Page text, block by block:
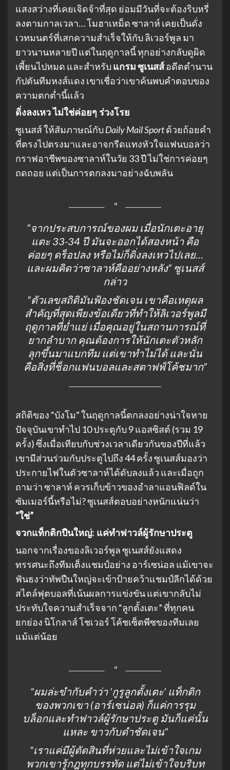
แสงสว่างที่เคยเจิดจ้าที่สุด ย่อมมีวันที่จะต้องริบหรี่
ลงตามกาลเวลา… โมฮาเหม็ด ซาลาห์ เคยเป็นดั่ง
เวทมนตร์ที่เสกความสำเร็จให้กับ ลิเวอร์พูล มา
ยาวนานหลายปี แต่ในฤดูกาลนี้ ทุกอย่างกลับดูผิด
เพี้ยนไปหมด และสำหรับแกรม ซูเนสส์อดีตตำนาน
กัปตันทีมหงส์แดง เขาเชื่อว่าเขาค้นพบคำตอบของ
ความตกต่ำนี้แล้ว
ดิ่งลงเหว ไม่ใช่ค่อยๆ ร่วงโรย
ซูเนสส์ ให้สัมภาษณ์กับDaily Mail Sportด้วยถ้อยคำ
ที่ตรงไปตรงมาและอาจกรีดแทงหัวใจแฟนบอลว่า
กราฟอาชีพของซาลาห์ในวัย 33 ปี ไม่ใช่การค่อยๆ
ถดถอย แต่เป็นการตกลงมาอย่างฉับพลัน
“จากประสบการณ์ของผม เมื่อนักเตะอายุ
แตะ 33-34 ปี มันจะออกได้สองหน้า คือ
ค่อยๆ ดร็อปลง หรือไม่ก็ดิ่งลงเหวไปเลย…
และผมคิดว่าซาลาห์คืออย่างหลัง”ซูเนสส์
กล่าว
“ตัวเลขสถิติมันฟ้องชัดเจน เขาคือเหตุผล
สำคัญที่สุดเพียงข้อเดียวที่ทำให้ลิเวอร์พูลมี
ฤดูกาลที่ย่ำแย่ เมื่อคุณอยู่ในสถานการณ์ที่
ยากลำบาก คุณต้องการให้นักเตะตัวหลัก
ลุกขึ้นมาแบกทีม แต่เขาทำไม่ได้ และนั่น
คือสิ่งที่ช็อกแฟนบอลและสตาฟฟ์โค้ชมาก”
สถิติของ “บังโม” ในฤดูกาลนี้ตกลงอย่างน่าใจหาย
ปัจจุบันเขาทำไป 10 ประตูกับ 9 แอสซิสต์ (รวม 19
ครั้ง) ซึ่งเมื่อเทียบกับช่วงเวลาเดียวกันของปีที่แล้ว
เขามีส่วนร่วมกับประตูไปถึง 44 ครั้ง ซูเนสส์มองว่า
ประกายไฟในตัวซาลาห์ได้ดับลงแล้ว และเมื่อถูก
ถามว่า ซาลาห์ ควรเก็บข้าวของอำลาแอนฟิลด์ใน
ซัมเมอร์นี้หรือไม่? ซูเนสส์ตอบอย่างหนักแน่นว่า
“ใช่”
จวกแท็กติกปืนใหญ่: แค่ทำฟาวล์ผู้รักษาประตู
นอกจากเรื่องของลิเวอร์พูล ซูเนสส์ยังแสดง
ทรรศนะถึงทีมเต็งแชมป์อย่าง อาร์เซน่อล แม้เขาจะ
ฟันธงว่าทัพปืนใหญ่จะเข้าป้ายคว้าแชมป์ลีกได้ด้วย
สไตล์ฟุตบอลที่เน้นผลการแข่งขัน แต่เขากลับไม่
ประทับใจความสำเร็จจาก “ลูกตั้งเตะ” ที่ทุกคน
ยกย่อง นิโกลาส์ โชเวอร์ โค้ชเซ็ตพีซของทีมเลย
แม้แต่น้อย
“ผมล่ะขำกับคำว่า ‘กูรูลูกตั้งเตะ’ แท็กติก
ของพวกเขา (อาร์เซน่อล) ก็แค่การรุม
บล็อกและทำฟาวล์ผู้รักษาประตู มันก็แค่นั้น
แหละ ขาวกับดำชัดเจน”
“เราแค่มีผู้ตัดสินที่ห่วยและไม่เข้าใจเกม
พวกเขารู้กฎทุกบรรทัด แต่ไม่เข้าใจบริบท